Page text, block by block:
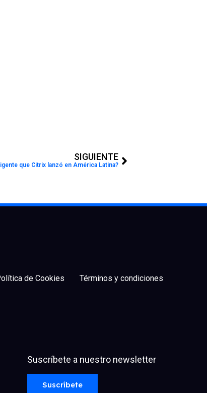
SIGUIENTE
que Citrix lanzó en América Latina?
de Cookies Términos y condiciones
Suscríbete a nuestro newsletter
Suscríbete
facebook
x linkedinyoutubeinstagram
spotify